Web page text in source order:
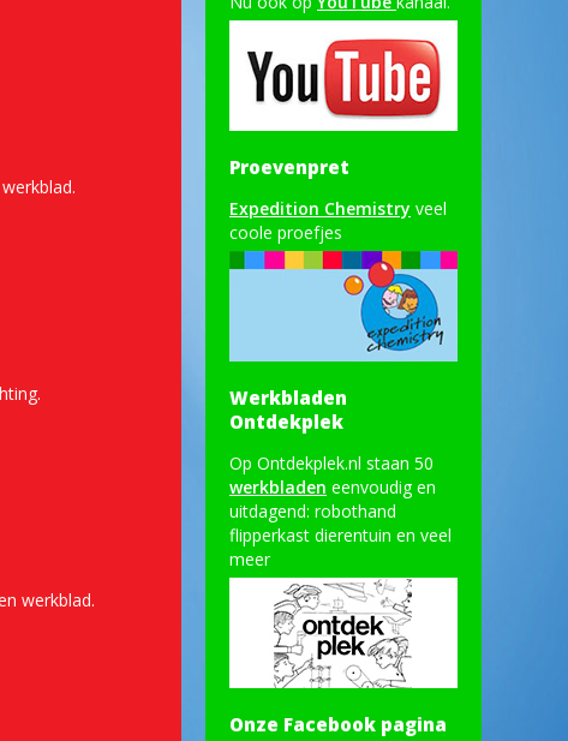
werkblad.
Proevenpret
Expedition Chemistry veel
coole proefjes
Werkbladen
Ontdekplek
Op Ontdekplek.nl staan 50
werkbladen eenvoudig en
uitdagend: robothand
flipperkast dierentuin en veel
meer
Onze Facebook pagina